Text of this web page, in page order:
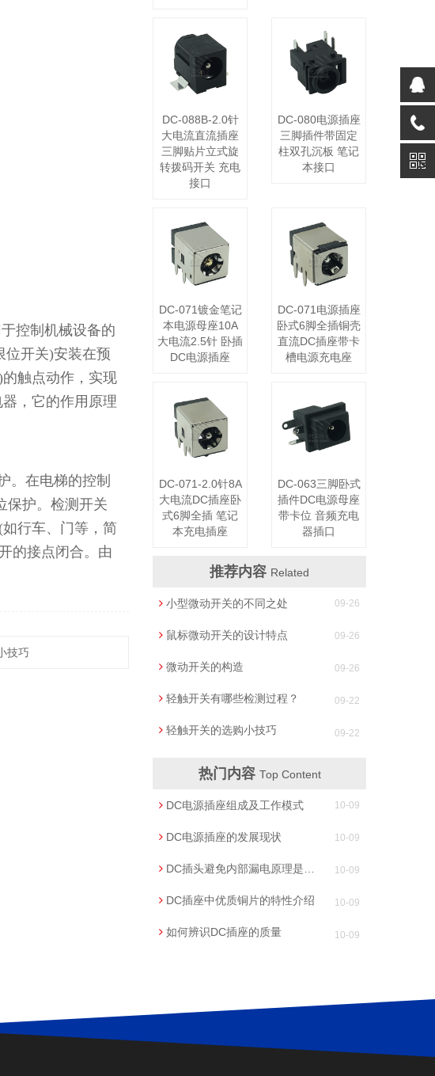
控制机械设备的
位开关)安装在预
触点动作，实现
，它的作用原理
。在电梯的控制
保护。检测开关
行车、门等，简
的接点闭合。由
技巧
DC-088B-2.0针
大电流直流插座
三脚贴片立式旋
转拨码开关 充电
接口
DC-080电源插座
三脚插件带固定
柱双孔沉板 笔记
本接口
DC-071镀金笔记
本电源母座10A
大电流2.5针 卧插
DC电源插座
DC-071电源插座
卧式6脚全插铜壳
直流DC插座带卡
槽电源充电座
DC-071-2.0针8A
大电流DC插座卧
式6脚全插 笔记
本充电插座
DC-063三脚卧式
插件DC电源母座
带卡位 音频充电
器插口
推荐内容 Related
小型微动开关的不同之处 09-26
鼠标微动开关的设计特点 09-26
微动开关的构造 09-26
轻触开关有哪些检测过程？ 09-22
轻触开关的选购小技巧 09-22
热门内容 Top Content
DC电源插座组成及工作模式 10-09
DC电源插座的发展现状 10-09
DC插头避免内部漏电原理是什么？ 10-09
DC插座中优质铜片的特性介绍 10-09
如何辨识DC插座的质量 10-09